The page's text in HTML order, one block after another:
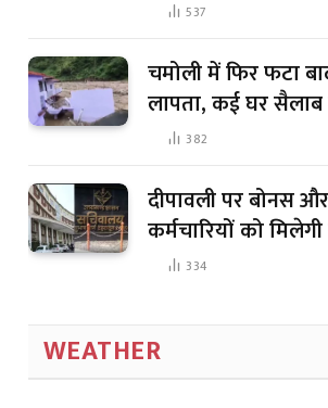
537
चमोली में फिर फटा
लापता, कई घर
382
दीपावली पर बोनस
कर्मचारियों को
334
WEATHER